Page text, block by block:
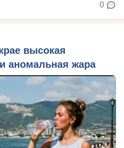
0
высокая
аномальная жара